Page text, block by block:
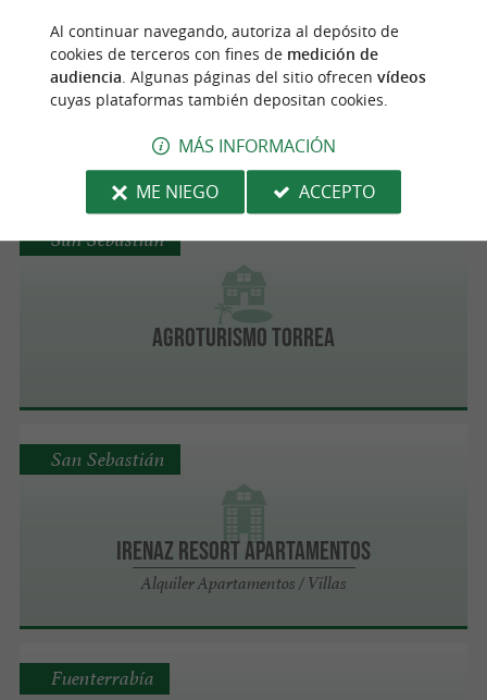
Otxoenea
Agroturismo Torrea
San Sebastián
Irenaz Resort Apartamentos
Alquiler Apartamentos / Villas
San Sebastián
Fuenterrabía
Al continuar navegando, autoriza al depósito de
cookies de terceros con fines de medición de
audiencia. Algunas páginas del sitio ofrecen vídeos
cuyas plataformas también depositan cookies.
MÁS INFORMACIÓN
ME NIEGO
ACCEPTO